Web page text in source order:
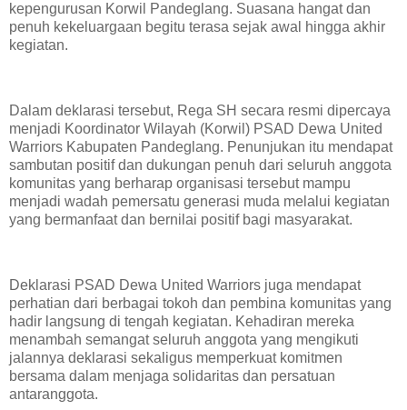
kepengurusan Korwil Pandeglang. Suasana hangat dan
penuh kekeluargaan begitu terasa sejak awal hingga akhir
kegiatan.
‎Dalam deklarasi tersebut, Rega SH secara resmi dipercaya
menjadi Koordinator Wilayah (Korwil) PSAD Dewa United
Warriors Kabupaten Pandeglang. Penunjukan itu mendapat
sambutan positif dan dukungan penuh dari seluruh anggota
komunitas yang berharap organisasi tersebut mampu
menjadi wadah pemersatu generasi muda melalui kegiatan
yang bermanfaat dan bernilai positif bagi masyarakat.
‎Deklarasi PSAD Dewa United Warriors juga mendapat
perhatian dari berbagai tokoh dan pembina komunitas yang
hadir langsung di tengah kegiatan. Kehadiran mereka
menambah semangat seluruh anggota yang mengikuti
jalannya deklarasi sekaligus memperkuat komitmen
bersama dalam menjaga solidaritas dan persatuan
antaranggota.